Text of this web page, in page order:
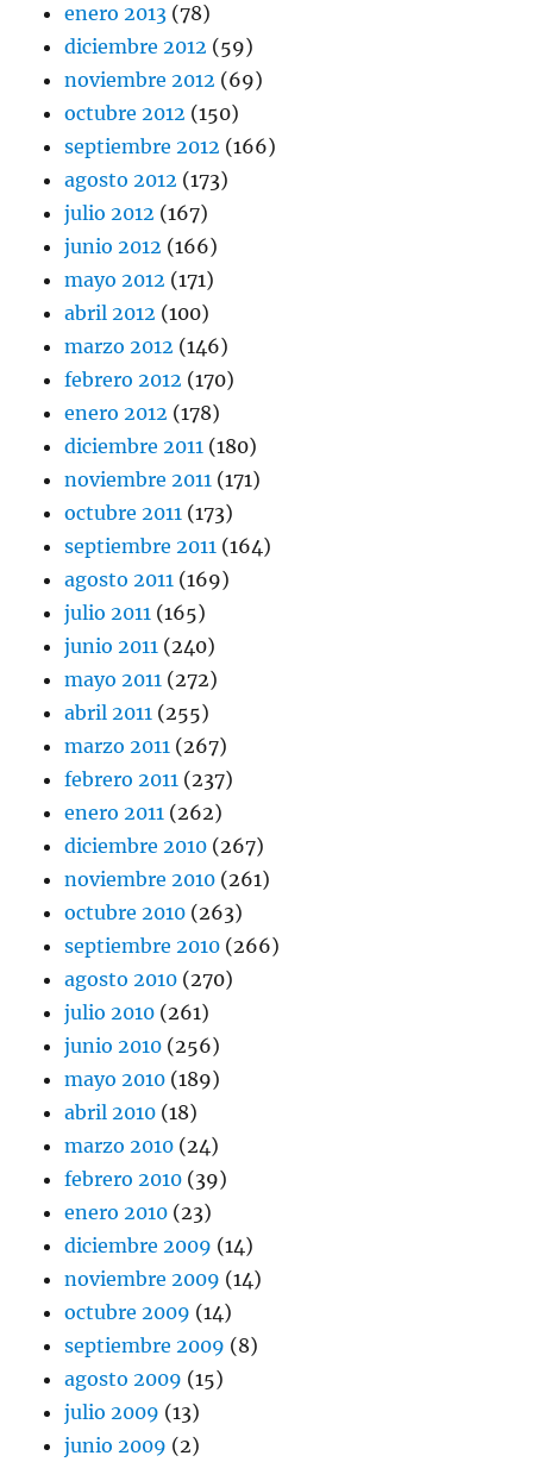
enero 2013 (78)
diciembre 2012 (59)
noviembre 2012 (69)
octubre 2012 (150)
septiembre 2012 (166)
agosto 2012 (173)
julio 2012 (167)
junio 2012 (166)
mayo 2012 (171)
abril 2012 (100)
marzo 2012 (146)
febrero 2012 (170)
enero 2012 (178)
diciembre 2011 (180)
noviembre 2011 (171)
octubre 2011 (173)
septiembre 2011 (164)
agosto 2011 (169)
julio 2011 (165)
junio 2011 (240)
mayo 2011 (272)
abril 2011 (255)
marzo 2011 (267)
febrero 2011 (237)
enero 2011 (262)
diciembre 2010 (267)
noviembre 2010 (261)
octubre 2010 (263)
septiembre 2010 (266)
agosto 2010 (270)
julio 2010 (261)
junio 2010 (256)
mayo 2010 (189)
abril 2010 (18)
marzo 2010 (24)
febrero 2010 (39)
enero 2010 (23)
diciembre 2009 (14)
noviembre 2009 (14)
octubre 2009 (14)
septiembre 2009 (8)
agosto 2009 (15)
julio 2009 (13)
junio 2009 (2)